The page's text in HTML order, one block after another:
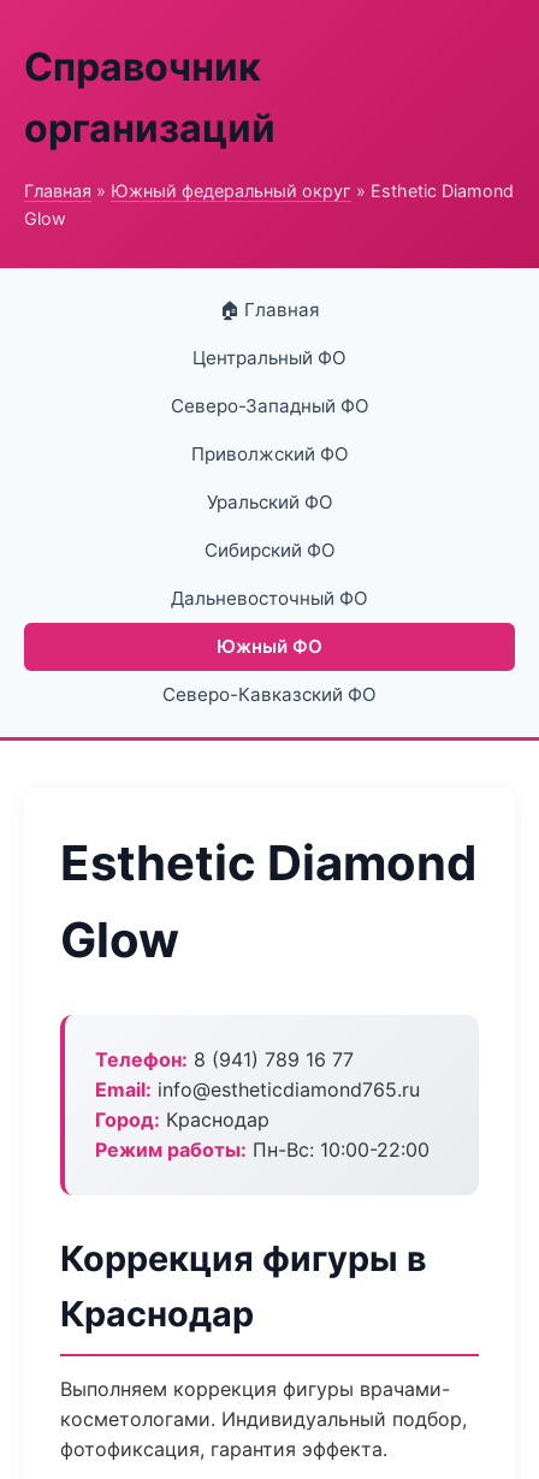
Справочник
организаций
Главная » Южный федеральный округ » Esthetic Diamond
Glow
🏠 Главная
Центральный ФО
Северо-Западный ФО
Приволжский ФО
Уральский ФО
Сибирский ФО
Дальневосточный ФО
Южный ФО
Северо-Кавказский ФО
Esthetic Diamond
Glow
Телефон: 8 (941) 789 16 77
Email: info@estheticdiamond765.ru
Город: Краснодар
Режим работы: Пн-Вс: 10:00-22:00
Коррекция фигуры в
Краснодар
Выполняем коррекция фигуры врачами-
косметологами. Индивидуальный подбор,
фотофиксация, гарантия эффекта.